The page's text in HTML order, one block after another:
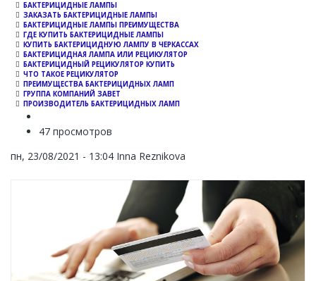
БАКТЕРИЦИДНЫЕ ЛАМПЫ
ЗАКАЗАТЬ БАКТЕРИЦИДНЫЕ ЛАМПЫ
БАКТЕРИЦИДНЫЕ ЛАМПЫ ПРЕИМУЩЕСТВА
ГДЕ КУПИТЬ БАКТЕРИЦИДНЫЕ ЛАМПЫ
КУПИТЬ БАКТЕРИЦИДНУЮ ЛАМПУ В ЧЕРКАССАХ
БАКТЕРИЦИДНАЯ ЛАМПА ИЛИ РЕЦИКУЛЯТОР
БАКТЕРИЦИДНЫЙ РЕЦИКУЛЯТОР КУПИТЬ
ЧТО ТАКОЕ РЕЦИКУЛЯТОР
ПРЕИМУЩЕСТВА БАКТЕРИЦИДНЫХ ЛАМП
ГРУППА КОМПАНИЙ ЗАВЕТ
ПРОИЗВОДИТЕЛЬ БАКТЕРИЦИДНЫХ ЛАМП
47 просмотров
пн, 23/08/2021 - 13:04 Inna Reznikova